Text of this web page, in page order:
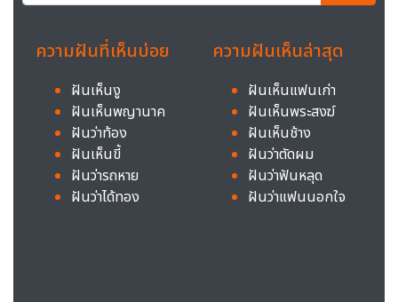
ความฝันที่เห็นบ่อย
ฝันเห็นงู
ฝันเห็นพญานาค
ฝันว่าท้อง
ฝันเห็นขี้
ฝันว่ารถหาย
ฝันว่าได้ทอง
ความฝันเห็นล่าสุด
ฝันเห็นแฟนเก่า
ฝันเห็นพระสงฆ์
ฝันเห็นช้าง
ฝันว่าตัดผม
ฝันว่าฟันหลุด
ฝันว่าแฟนนอกใจ